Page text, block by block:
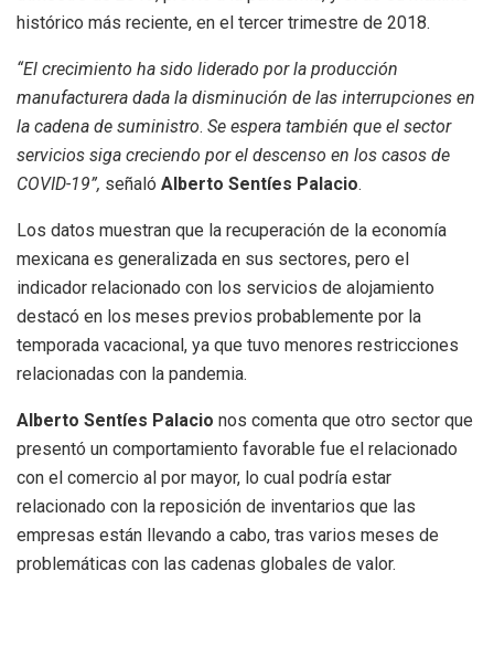
histórico más reciente, en el tercer trimestre de 2018.
“El crecimiento ha sido liderado por la producción
manufacturera dada la disminución de las interrupciones en
la cadena de suministro. Se espera también que el sector
servicios siga creciendo por el descenso en los casos de
COVID-19”, señaló Alberto Sentíes Palacio.
Los datos muestran que la recuperación de la economía
mexicana es generalizada en sus sectores, pero el
indicador relacionado con los servicios de alojamiento
destacó en los meses previos probablemente por la
temporada vacacional, ya que tuvo menores restricciones
relacionadas con la pandemia.
Alberto Sentíes Palacio nos comenta que otro sector que
presentó un comportamiento favorable fue el relacionado
con el comercio al por mayor, lo cual podría estar
relacionado con la reposición de inventarios que las
empresas están llevando a cabo, tras varios meses de
problemáticas con las cadenas globales de valor.